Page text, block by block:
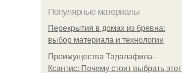
Популярные материалы
Перекрытия в домах из бревна:
выбор материала и технологии
Преимущества Тадалафила-
Ксантис: Почему стоит выбрать этот